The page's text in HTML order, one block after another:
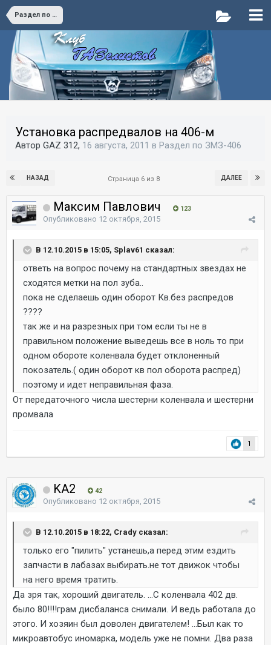
Раздел по ЗМЗ-406
Установка распредвалов на 406-м
Автор GAZ 312, 16 августа, 2011 в Раздел по ЗМЗ-406
НАЗАД ДАЛЕЕ
Страница 6 из 8
Максим Павлович 123
Опубликовано 12 октября, 2015
В 12.10.2015 в 15:05, Splav61 сказал:
ответь на вопрос почему на стандартных звездах не
сходятся метки на пол зуба..
пока не сделаешь один оборот Кв.без распредов
????
так же и на разрезных при том если ты не в
правильном положение выведешь все в ноль то при
одном обороте коленвала будет отклоненный
покозатель.( один оборот кв пол оборота распред)
поэтому и идет неправильная фаза.
От передаточного числа шестерни коленвала и шестерни
промвала
1
KA2 42
Опубликовано 12 октября, 2015
В 12.10.2015 в 18:22, Crady сказал:
только его "пилить" устанешь,а перед этим ездить
запчасти в лабазах выбирать.не тот движок чтобы
на него время тратить.
Да зря так, хороший двигатель. ...С коленвала 402 дв.
было 80!!!!грам дисбаланса снимали. И ведь работала до
этого. И хозяин был доволен двигателем! ...Был как то
микроавтобус иномарка, модель уже не помни. Два раза